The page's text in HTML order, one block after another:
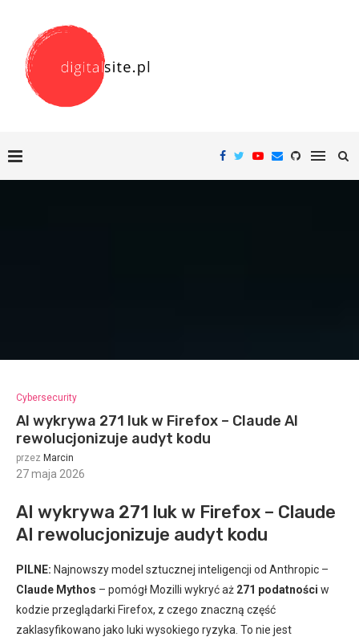
Cybersecurity
AI wykrywa 271 luk w Firefox – Claude AI
rewolucjonizuje audyt kodu
przez Marcin
27 maja 2026
AI wykrywa 271 luk w Firefox – Claude
AI rewolucjonizuje audyt kodu
PILNE: Najnowszy model sztucznej inteligencji od Anthropic –
Claude Mythos – pomógł Mozilli wykryć aż 271 podatności w
kodzie przeglądarki Firefox, z czego znaczną część
zaklasyfikowano jako luki wysokiego ryzyka. To nie jest